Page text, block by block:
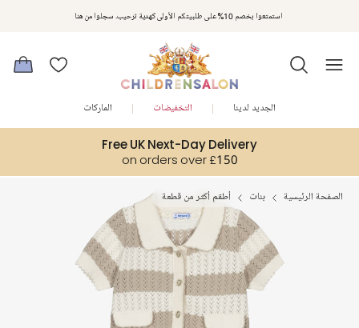
استمتعوا بخصم 10% على طلبيتكم الأولى كهدية ترحيب. سجلوا من هنا
Free UK Next-Day Delivery
on orders over £150
الجديد لدينا التخفيضات الماركات
الصفحة الرئيسية بنات أطقم أكثر من قطعة